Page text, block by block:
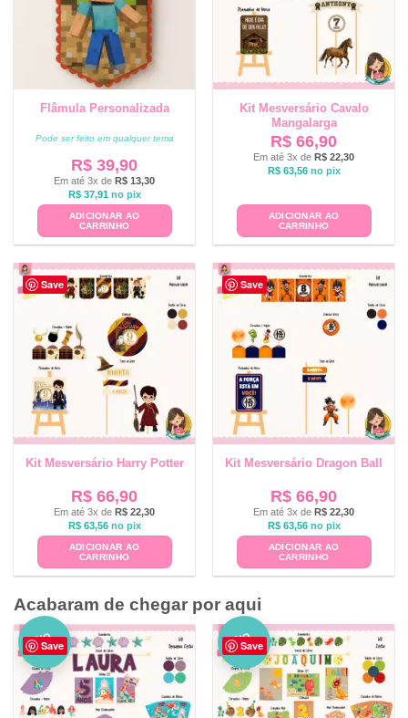
Flâmula Personalizada
Pode ser feito em qualquer tema
R$ 39,90
Em até 3x de R$ 13,30
R$37,91 no pix
ADICIONAR AO
CARRINHO
Kit Mesversário Cavalo
Mangalarga
R$ 66,90
Em até 3x de R$ 22,30
R$63,56 no pix
ADICIONAR AO
CARRINHO
Save
Kit Mesversário Harry Potter
R$ 66,90
Em até 3x de R$ 22,30
R$63,56 no pix
ADICIONAR AO
CARRINHO
Save
Kit Mesversário Dragon Ball
R$ 66,90
Em até 3x de R$ 22,30
R$63,56 no pix
ADICIONAR AO
CARRINHO
Acabaram de chegar por aqui
Save
NO
VO Save
NO
VO